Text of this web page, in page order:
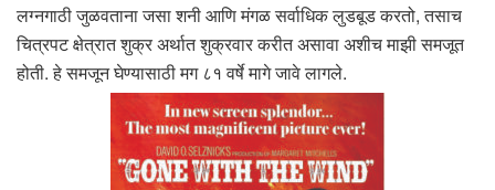
लग्नगाठी जुळवताना जसा शनी आणि मंगळ सर्वाधिक लुडबूड करतो, तसाच
चित्रपट क्षेत्रात शुक्र अर्थात शुक्रवार करीत असावा अशीच माझी समजूत
होती. हे समजून घेण्यासाठी मग ८१ वर्षे मागे जावे लागले.